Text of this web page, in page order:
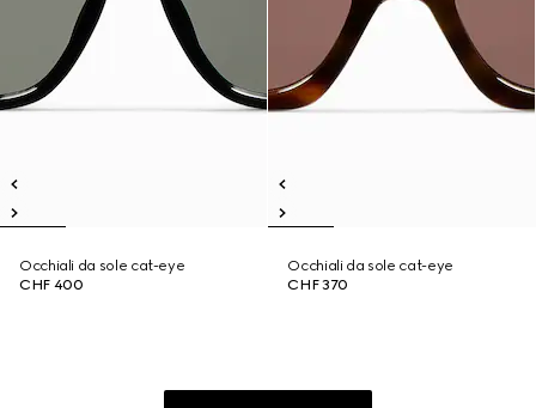
Occhiali da sole cat-eye
CHF 400
Occhiali da sole cat-eye
CHF 370